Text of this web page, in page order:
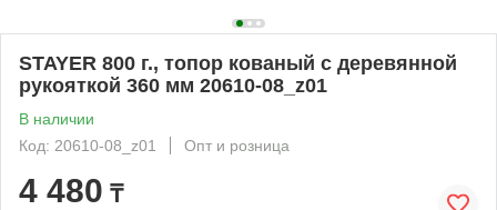
STAYER 800 г., топор кованый с деревянной
рукояткой 360 мм 20610-08_z01
В наличии
Код: 20610-08_z01
Опт и розница
4 480 ₸